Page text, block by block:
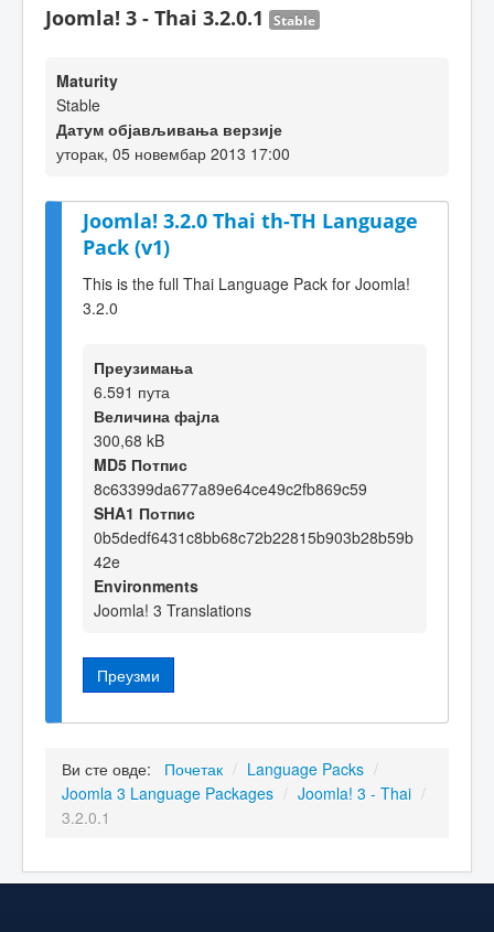
Joomla! 3 - Thai 3.2.0.1 Stable
Maturity
Stable
Датум објављивања верзије
уторак, 05 новембар 2013 17:00
Joomla! 3.2.0 Thai th-TH Language
Pack (v1)
This is the full Thai Language Pack for Joomla!
3.2.0
Преузимања
6.591 пута
Величина фајла
300,68 kB
MD5 Потпис
8c63399da677a89e64ce49c2fb869c59
SHA1 Потпис
0b5dedf6431c8bb68c72b22815b903b28b59b
42e
Environments
Joomla! 3 Translations
Преузми
Ви сте овде: Почетак / Language Packs /
Joomla 3 Language Packages / Joomla! 3 - Thai /
3.2.0.1